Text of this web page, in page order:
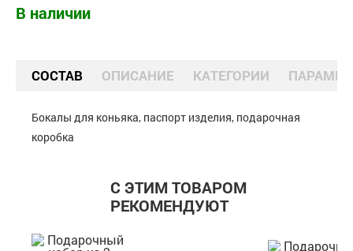
В наличии
СОСТАВ ОПИСАНИЕ КАТЕГОРИИ
Бокалы для коньяка, паспорт изделия, подарочная
коробка
С ЭТИМ ТОВАРОМ
РЕКОМЕНДУЮТ